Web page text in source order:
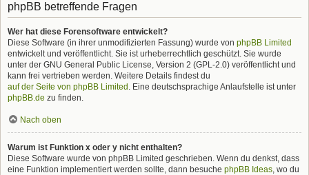
phpBB betreffende Fragen
Wer hat diese Forensoftware entwickelt?
Diese Software (in ihrer unmodifizierten Fassung) wurde von phpBB Limited
entwickelt und veröffentlicht. Sie ist urheberrechtlich geschützt. Sie wurde
unter der GNU General Public License, Version 2 (GPL-2.0) veröffentlicht und
kann frei vertrieben werden. Weitere Details findest du
auf der Seite von phpBB Limited . Eine deutschsprachige Anlaufstelle ist unter
phpBB.de zu finden.
Nach oben
Warum ist Funktion x oder y nicht enthalten?
Diese Software wurde von phpBB Limited geschrieben. Wenn du denkst, dass
eine Funktion implementiert werden sollte, dann besuche phpBB Ideas, wo du